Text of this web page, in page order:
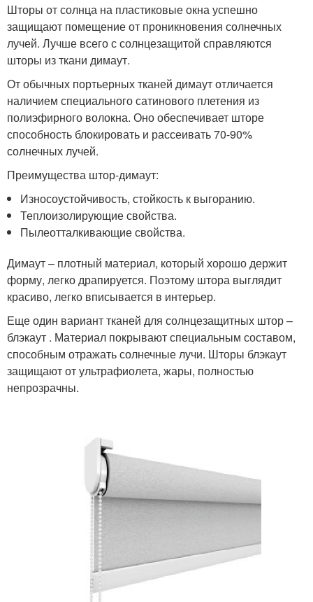
Шторы от солнца на пластиковые окна успешно
защищают помещение от проникновения солнечных
лучей. Лучше всего с солнцезащитой справляются
шторы из ткани димаут.
От обычных портьерных тканей димаут отличается
наличием специального сатинового плетения из
полиэфирного волокна. Оно обеспечивает шторе
способность блокировать и рассеивать 70-90%
солнечных лучей.
Преимущества штор-димаут:
Износоустойчивость, стойкость к выгоранию.
Теплоизолирующие свойства.
Пылеотталкивающие свойства.
Димаут – плотный материал, который хорошо держит
форму, легко драпируется. Поэтому штора выглядит
красиво, легко вписывается в интерьер.
Еще один вариант тканей для солнцезащитных штор –
блэкаут . Материал покрывают специальным составом,
способным отражать солнечные лучи. Шторы блэкаут
защищают от ультрафиолета, жары, полностью
непрозрачны.